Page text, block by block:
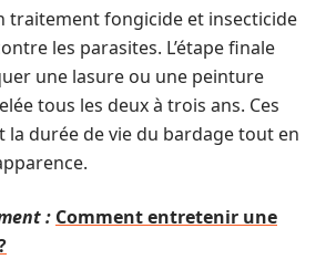
traitement fongicide et insecticide
les parasites. L’étape finale
une lasure ou une peinture
tous les deux à trois ans. Ces
durée de vie du bardage tout en
: Comment entretenir une